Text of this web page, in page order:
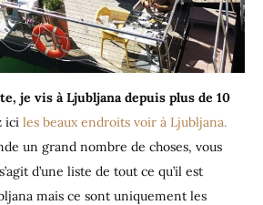
je vis à Ljubljana depuis plus de 10
ici les beaux endroits voir à Ljubljana.
un grand nombre de choses, vous
d’une liste de tout ce qu’il est
mais ce sont uniquement les